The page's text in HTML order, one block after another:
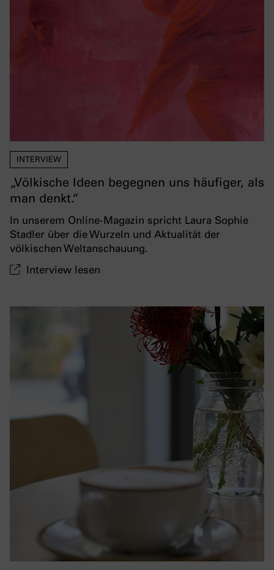
INTERVIEW
„Völkische Ideen begegnen uns häufiger, als
man denkt.“
In unserem Online-Magazin spricht Laura Sophie
Stadler über die Wurzeln und Aktualität der
völkischen Weltanschauung.
Interview lesen